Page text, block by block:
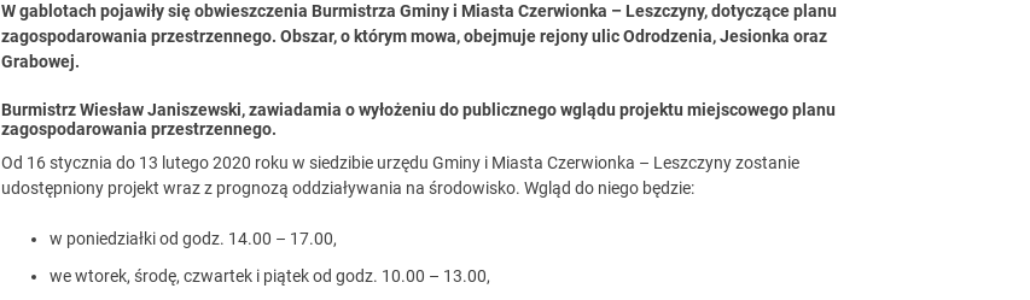
W gablotach pojawiły się obwieszczenia Burmistrza Gminy i Miasta Czerwionka – Leszczyny, dotyczące planu
zagospodarowania przestrzennego. Obszar, o którym mowa, obejmuje rejony ulic Odrodzenia, Jesionka oraz
Grabowej.
Burmistrz Wiesław Janiszewski, zawiadamia o wyłożeniu do publicznego wglądu projektu miejscowego planu
zagospodarowania przestrzennego.
Od 16 stycznia do 13 lutego 2020 roku w siedzibie urzędu Gminy i Miasta Czerwionka – Leszczyny zostanie
udostępniony projekt wraz z prognozą oddziaływania na środowisko. Wgląd do niego będzie:
w poniedziałki od godz. 14.00 – 17.00,
we wtorek, środę, czwartek i piątek od godz. 10.00 – 13.00,